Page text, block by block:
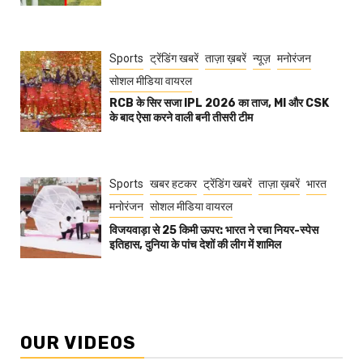
Sports ट्रेंडिंग खबरें ताज़ा ख़बरें न्यूज़ मनोरंजन
सोशल मीडिया वायरल
RCB के सिर सजा IPL 2026 का ताज, MI और CSK
के बाद ऐसा करने वाली बनी तीसरी टीम
Sports खबर हटकर ट्रेंडिंग खबरें ताज़ा ख़बरें भारत
मनोरंजन सोशल मीडिया वायरल
विजयवाड़ा से 25 किमी ऊपर: भारत ने रचा नियर-स्पेस
इतिहास, दुनिया के पांच देशों की लीग में शामिल
OUR VIDEOS